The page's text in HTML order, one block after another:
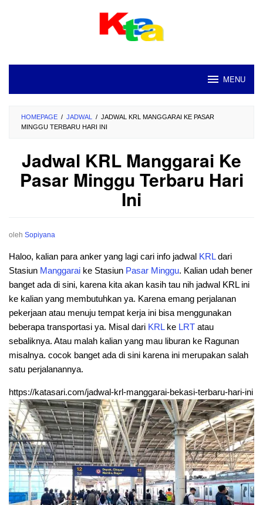
MENU
HOMEPAGE / JADWAL / JADWAL KRL MANGGARAI KE PASAR
MINGGU TERBARU HARI INI
Jadwal KRL Manggarai Ke
Pasar Minggu Terbaru Hari
Ini
oleh Sopiyana
Haloo, kalian para anker yang lagi cari info jadwal KRLdari
Stasiun Manggarai ke Stasiun Pasar Minggu. Kalian udah bener
banget ada di sini, karena kita akan kasih tau nih jadwal KRL ini
ke kalian yang membutuhkan ya. Karena emang perjalanan
pekerjaan atau menuju tempat kerja ini bisa menggunakan
beberapa transportasi ya. Misal dari KRLke LRT atau
sebaliknya. Atau malah kalian yang mau liburan ke Ragunan
misalnya. cocok banget ada di sini karena ini merupakan salah
satu perjalanannya.
https://katasari.com/jadwal-krl-manggarai-bekasi-terbaru-hari-ini